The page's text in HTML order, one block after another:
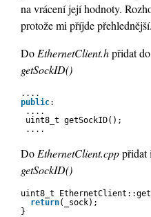
na vrácení její hodnoty.
protože mi příjde přehlednější.
Do EthernetClient.hpřidat
getSockID()
....
public:
....
uint8_t getSockID();
....
Do EthernetClient.cpppřidat
getSockID()
uint8_t
return(_sock);
}